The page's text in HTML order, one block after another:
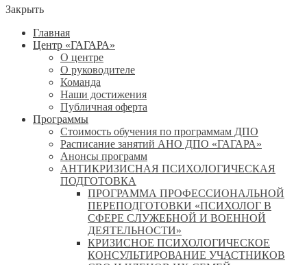
Закрыть
Главная
Центр «ГАГАРА»
О центре
О руководителе
Команда
Наши достижения
Публичная оферта
Программы
Стоимость обучения по программам ДПО
Расписание занятий АНО ДПО «ГАГАРА»
Анонсы программ
АНТИКРИЗИСНАЯ ПСИХОЛОГИЧЕСКАЯ
ПОДГОТОВКА
ПРОГРАММА ПРОФЕССИОНАЛЬНОЙ
ПЕРЕПОДГОТОВКИ «ПСИХОЛОГ В
СФЕРЕ СЛУЖЕБНОЙ И ВОЕННОЙ
ДЕЯТЕЛЬНОСТИ»
КРИЗИСНОЕ ПСИХОЛОГИЧЕСКОЕ
КОНСУЛЬТИРОВАНИЕ УЧАСТНИКОВ